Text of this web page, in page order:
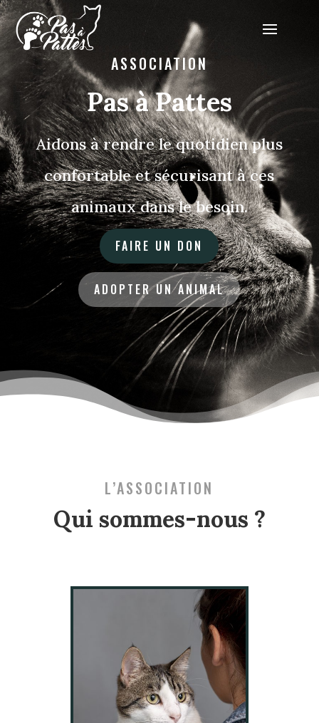
ASSOCIATION
Pas à Pattes
Aidons à rendre le quotidien plus
confortable et sécurisant à ces
animaux dans le besoin.
FAIRE UN DON
ADOPTER UN ANIMAL
L’ASSOCIATION
Qui sommes-nous ?